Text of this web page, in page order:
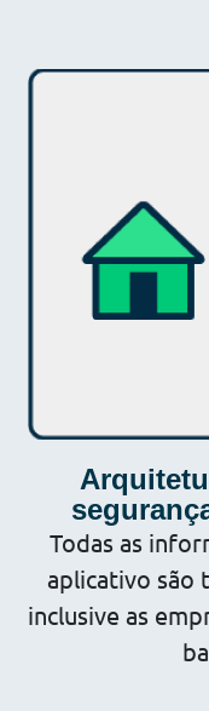
Todas as
aplicativo são
inclusive as